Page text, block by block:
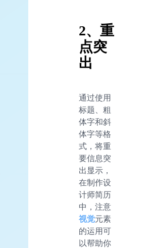
2、重
点突
出
通过使用
标题、粗
体字和斜
体字等格
式，将重
要信息突
出显示，
在制作设
计师简历
中，注意
视觉元素
的运用可
以帮助你